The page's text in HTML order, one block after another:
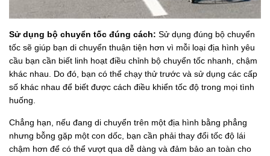
Sử dụng bộ chuyển tốc đúng cách: Sử dụng đúng bộ chuyển
tốc sẽ giúp bạn di chuyển thuận tiện hơn vì mỗi loại địa hình yêu
cầu bạn cần biết linh hoạt điều chỉnh bộ chuyển tốc nhanh, chậm
khác nhau. Do đó, bạn có thể chạy thử trước và sử dụng các cấp
số khác nhau để biết được cách điều khiển tốc độ trong mọi tình
huống.
Chẳng hạn, nếu đang di chuyển trên một địa hình bằng phẳng
nhưng bỗng gặp một con dốc, bạn cần phải thay đổi tốc độ lái
chậm hơn để có thể vượt qua dễ dàng và đảm bảo an toàn cho